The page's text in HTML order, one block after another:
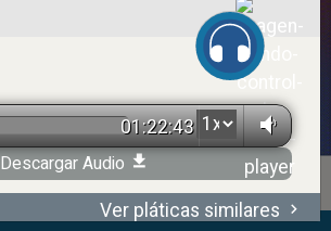
01:22:43
Descargar Audio
Ver pláticas similares